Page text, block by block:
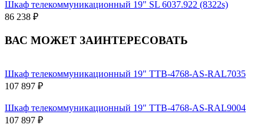
Шкаф телекоммуникационный 19" SL 6037.922 (8322s)
86 238 ₽
ВАС МОЖЕТ ЗАИНТЕРЕСОВАТЬ
Шкаф телекоммуникационный 19" TTB-4768-AS-RAL7035
107 897 ₽
Шкаф телекоммуникационный 19" TTB-4768-AS-RAL9004
107 897 ₽